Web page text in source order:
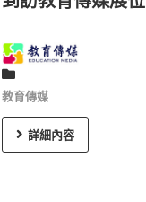
教育傳媒
詳細內容